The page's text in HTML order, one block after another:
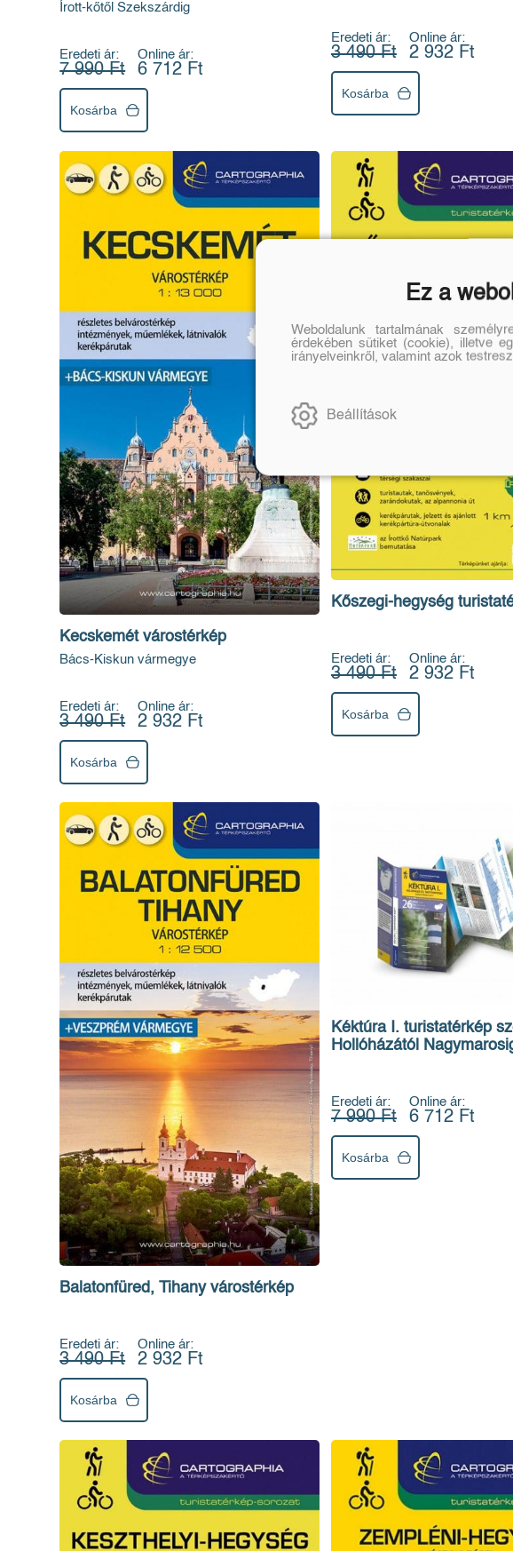
Írott-kőtől Szekszárdig
Eredeti ár:
7 990 Ft
Online ár:
6 712 Ft
Kosárba
Eredeti ár:
3 490 Ft
Online ár:
2 932 Ft
Kosárba
Kecskemét várostérkép
Bács-Kiskun vármegye
Eredeti ár:
3 490 Ft
Online ár:
2 932 Ft
Kosárba
Kőszegi-hegység
Eredeti ár:
3 490 Ft
Online ár:
2 932 Ft
Kosárba
Balatonfüred, Tihany várostérkép
Eredeti ár:
3 490 Ft
Online ár:
2 932 Ft
Kosárba
Kéktúra I. turistatérkép
Hollóházától
Eredeti ár:
7 990 Ft
Online ár:
6 712 Ft
Kosárba
Ez a
Weboldalunk tartalmának
érdekében sütiket (cookie), illetve
irányelveinkről, valamint azok
Beállítások